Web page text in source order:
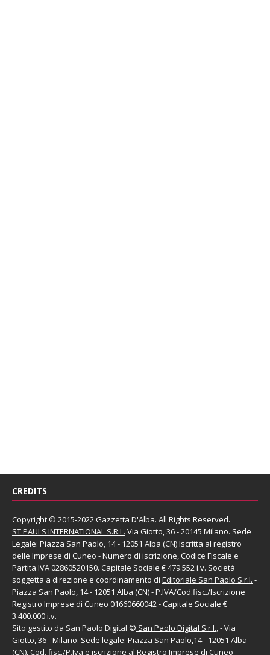
CREDITS
Copyright © 2015-2022 Gazzetta D'Alba. All Rights Reserved.
ST PAULS INTERNATIONAL S.R.L. Via Giotto, 36 - 20145 Milano. Sede
Legale: Piazza San Paolo, 14 - 12051 Alba (CN) Iscritta al registro
delle Imprese di Cuneo - Numero di iscrizione, Codice Fiscale e
Partita IVA 02860520150. Capitale Sociale € 479.552 i.v. Società
soggetta a direzione e coordinamento di Editoriale San Paolo S.r.l. -
Piazza San Paolo, 14 - 12051 Alba (CN) - P.IVA/Cod.fisc./Iscrizione
Registro Imprese di Cuneo 01660660042 - Capitale Sociale €
3.400.000 i.v.
Sito gestito da San Paolo Digital © San Paolo Digital S.r.l., - Via
Giotto, 36 - Milano. Sede legale: Piazza San Paolo,14 - 12051 Alba
(CN), Cod. fisc./P.Iva e iscrizione al Registro Imprese di Cuneo